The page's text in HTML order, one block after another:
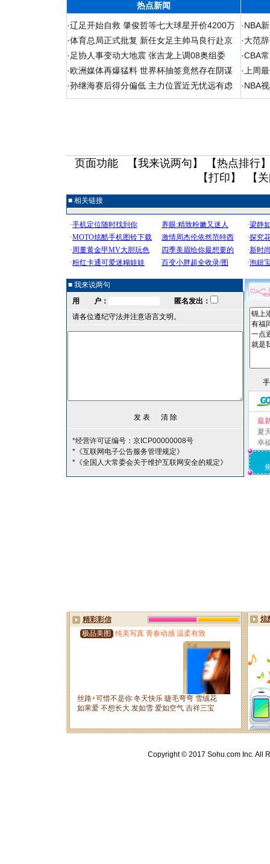
热点新闻
·辽足开始自救 肇俊哲等七大球星开价4200万
·体育总局正式批复 新任女足主帅马良行赴京
· 足协人事变动大地震 张吉龙上调08奥组委
·欧洲媒体再爆猛料 世界杯抽签竟然存在阴谋
·孙继海赛后得分偏低 主力位置近无忧远有虑
·NBA
·大范
·CBA
· 上周
·NBA
页面功能 【我来说两句 】 【热点排行
【打印 】 【
■ 相关链接
■ 我来说两句
用 户：
匿名发出：
请各位遵纪守法并注意语言文明。
*经营许可证编号：京ICP00000008号
*《互联网电子公告服务管理规定》
*《全国人大常委会关于维护互联网安全的规定》
最
夏
幸
Copyright © 2017 Sohu.com Inc. All